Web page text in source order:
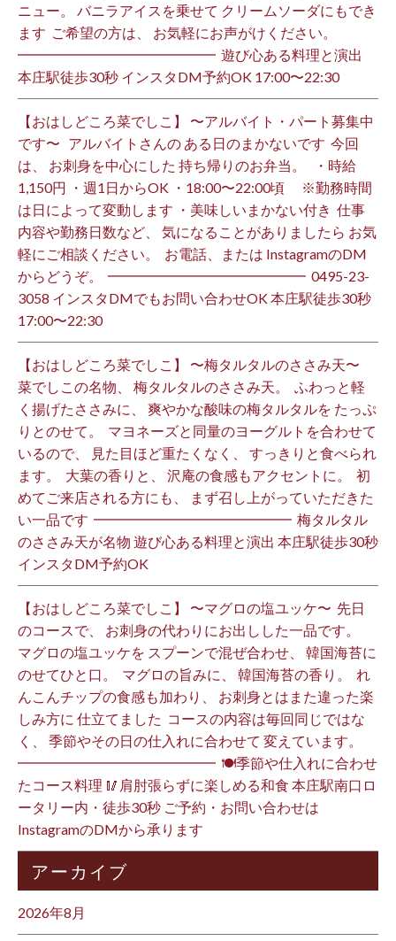
ニュー。 バニラアイスを乗せて クリームソーダにもでき
ます ⁡ ご希望の方は、 お気軽にお声がけください。 ⁡
━━━━━━━━━━━━━━ ⁡ 遊び心ある料理と演出
本庄駅徒歩30秒 インスタDM予約OK 17:00〜22:30 ⁡
【おはしどころ菜でしこ】 〜アルバイト・パート募集中
です〜 ⁡ ⁡ アルバイトさんの ある日のまかないです ⁡ 今回
は、 お刺身を中心にした 持ち帰りのお弁当。 ⁡ ⁡ ・時給
1,150円 ・週1日からOK ・18:00〜22:00頃 ※勤務時間
は日によって変動します ・美味しいまかない付き ⁡ 仕事
内容や勤務日数など、 気になることがありましたら お気
軽にご相談ください。 ⁡ お電話、または InstagramのDM
からどうぞ。 ⁡ ━━━━━━━━━━━━━━ ⁡ ️0495-23-
3058 インスタDMでもお問い合わせOK 本庄駅徒歩30秒
17:00〜22:30 ⁡
【おはしどころ菜でしこ】 〜梅タルタルのささみ天〜 ⁡
菜でしこの名物、 梅タルタルのささみ天。 ⁡ ふわっと軽
く揚げたささみに、 爽やかな酸味の梅タルタルを たっぷ
りとのせて。 ⁡ マヨネーズと同量のヨーグルトを合わせて
いるので、 見た目ほど重たくなく、 すっきりと食べられ
ます。 ⁡ 大葉の香りと、 沢庵の食感もアクセントに。 ⁡ 初
めてご来店される方にも、 まず召し上がっていただきた
い一品です️ ⁡ ━━━━━━━━━━━━━━ ⁡ 梅タルタル
のささみ天が名物 遊び心ある料理と演出 本庄駅徒歩30秒
インスタDM予約OK ⁡
【おはしどころ菜でしこ】 〜マグロの塩ユッケ〜 ⁡ 先日
のコースで、 お刺身の代わりにお出しした一品です。 ⁡
マグロの塩ユッケを スプーンで混ぜ合わせ、 韓国海苔に
のせてひと口。 ⁡ マグロの旨みに、 韓国海苔の香り。 ⁡ れ
んこんチップの食感も加わり、 お刺身とはまた違った楽
しみ方に 仕立てました️ ⁡ コースの内容は毎回同じではな
く、 季節やその日の仕入れに合わせて 変えています。 ⁡
━━━━━━━━━━━━━━ ⁡ 🍽季節や仕入れに合わせ
たコース料理 🥢肩肘張らずに楽しめる和食 本庄駅南口ロ
ータリー内・徒歩30秒 ご予約・お問い合わせは
InstagramのDMから承ります ⁡
アーカイブ
2026年8月